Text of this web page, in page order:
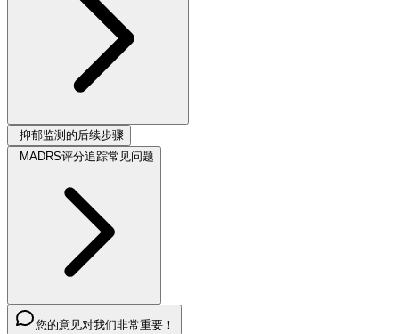
抑郁监测的后续步骤
MADRS评分追踪常见问题
您的意见对我们非常重要！